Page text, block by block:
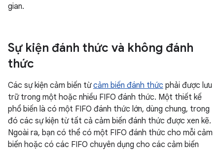
gian.
Sự kiện đánh thức và không đánh
thức
Các sự kiện cảm biến từcảm biến đánh thức phải được lưu
trữ trong một hoặc nhiều FIFO đánh thức. Một thiết kế
phổ biến là có một FIFO đánh thức lớn, dùng chung, trong
đó các sự kiện từ tất cả cảm biến đánh thức được xen kẽ.
Ngoài ra, bạn có thể có một FIFO đánh thức cho mỗi cảm
biến hoặc có các FIFO chuyên dụng cho các cảm biến